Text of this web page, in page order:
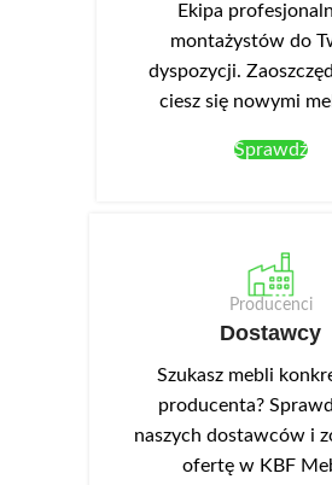
Ekipa
montażystów do
dyspozycji.
ciesz się nowymi
Sprawdź
Producenci
Dostawcy
Szukasz mebli
producenta?
naszych dostawców i
ofertę w KBF